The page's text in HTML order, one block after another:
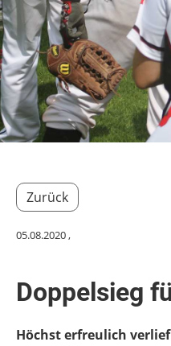
Zurück
05.08.2020,
Doppelsieg
Höchst erfreulich